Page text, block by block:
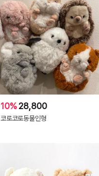
10%28,800
코로코로동물인형